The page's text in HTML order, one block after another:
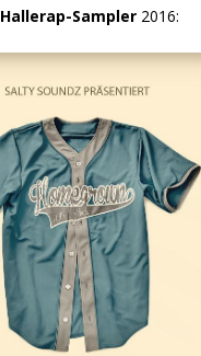
Hallerap-Sampler2016: